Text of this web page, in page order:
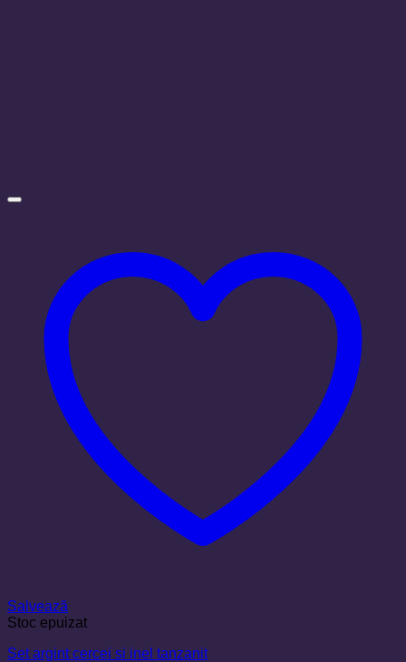
Salvează
Stoc epuizat
Set argint cercei si inel tanzanit